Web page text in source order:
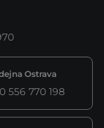
Ostrava
556 770 198